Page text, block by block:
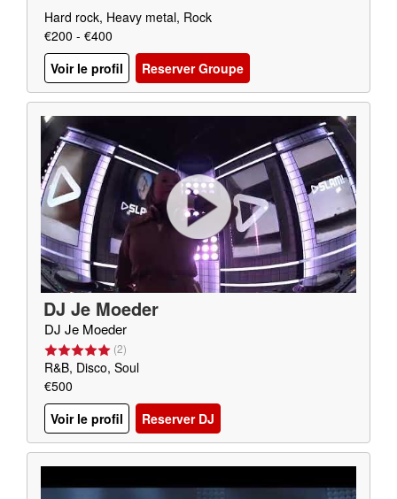
Hard rock, Heavy metal, Rock
€200 - €400
Voir le profil
Reserver Groupe
DJ Je Moeder
DJ Je Moeder
(2)
R&B, Disco, Soul
€500
Voir le profil
Reserver DJ